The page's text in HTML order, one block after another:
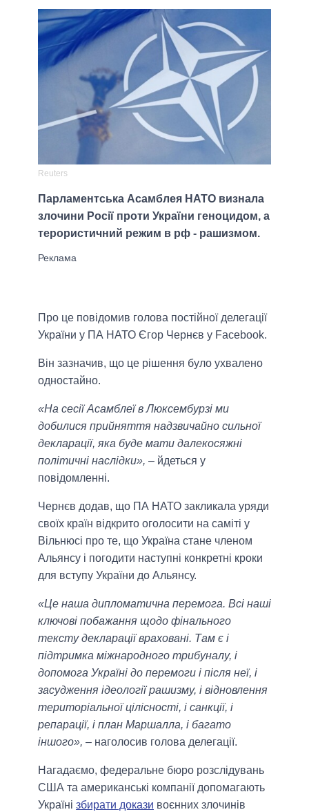
Reuters
Парламентська Асамблея НАТО визнала
злочини Росії проти України геноцидом, а
терористичний режим в рф - рашизмом.
Про це повідомив голова постійної делегації
України у ПА НАТО Єгор Чернєв у Facebook.
Він зазначив, що це рішення було ухвалено
одностайно.
«На сесії Асамблеї в Люксембурзі ми
добилися прийняття надзвичайно сильної
декларації, яка буде мати далекосяжні
політичні наслідки», – йдеться у
повідомленні.
Чернєв додав, що ПА НАТО закликала уряди
своїх країн відкрито оголосити на саміті у
Вільнюсі про те, що Україна стане членом
Альянсу і погодити наступні конкретні кроки
для вступу України до Альянсу.
«Це наша дипломатична перемога. Всі наші
ключові побажання щодо фінального
тексту декларації враховані. Там є і
підтримка міжнародного трибуналу, і
допомога Україні до перемоги і після неї, і
засудження ідеології рашизму, і відновлення
територіальної цілісності, і санкції, і
репарації, і план Маршалла, і багато
іншого», – наголосив голова делегації.
Нагадаємо, федеральне бюро розслідувань
США та американські компанії допомагають
Україні збирати докази воєнних злочинів